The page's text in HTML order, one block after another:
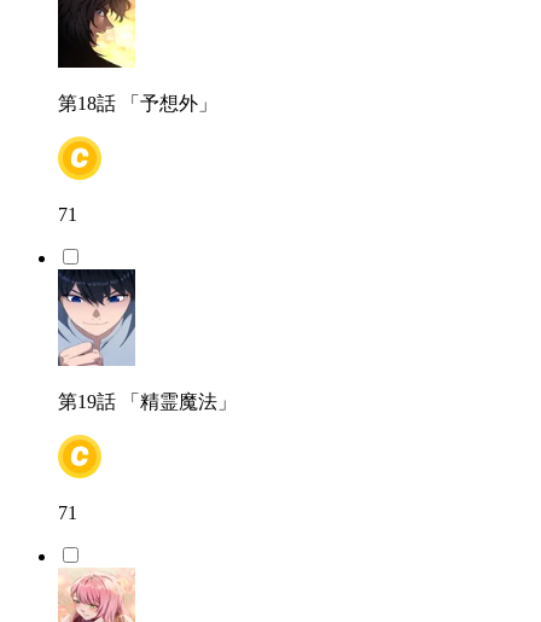
第18話 「予想外」
71
第19話 「精霊魔法」
71